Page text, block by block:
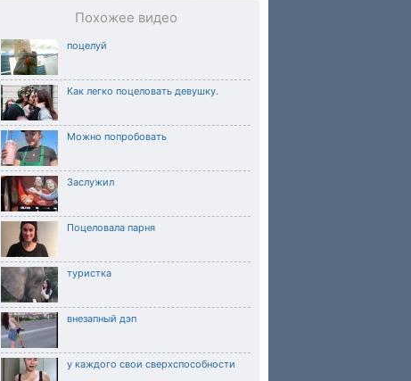
Похожее видео
поцелуй
Как легко поцеловать девушку.
Можно попробовать
Заслужил
Поцеловала парня
туристка
внезапный дэп
у каждого свои сверхспособности